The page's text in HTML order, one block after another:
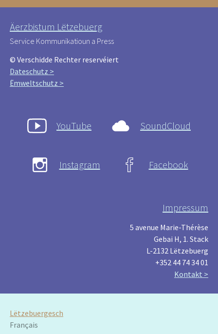
Äerzbistum Lëtzebuerg
Service Kommunikatioun a Press
© Verschidde Rechter reservéiert
Dateschutz >
Ëmweltschutz >
YouTube SoundCloud
Instagram Facebook
Impressum
5 avenue Marie-Thérèse
Gebai H, 1. Stack
L-2132 Lëtzebuerg
+352 44 74 34 01
Kontakt >
Lëtzebuergesch
Français